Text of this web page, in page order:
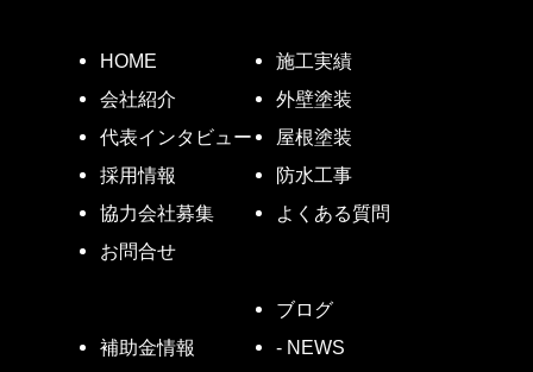
HOME
会社紹介
代表インタビュー
採用情報
協力会社募集
お問合せ
施工実績
外壁塗装
屋根塗装
防水工事
よくある質問
補助金情報
ブログ
- NEWS